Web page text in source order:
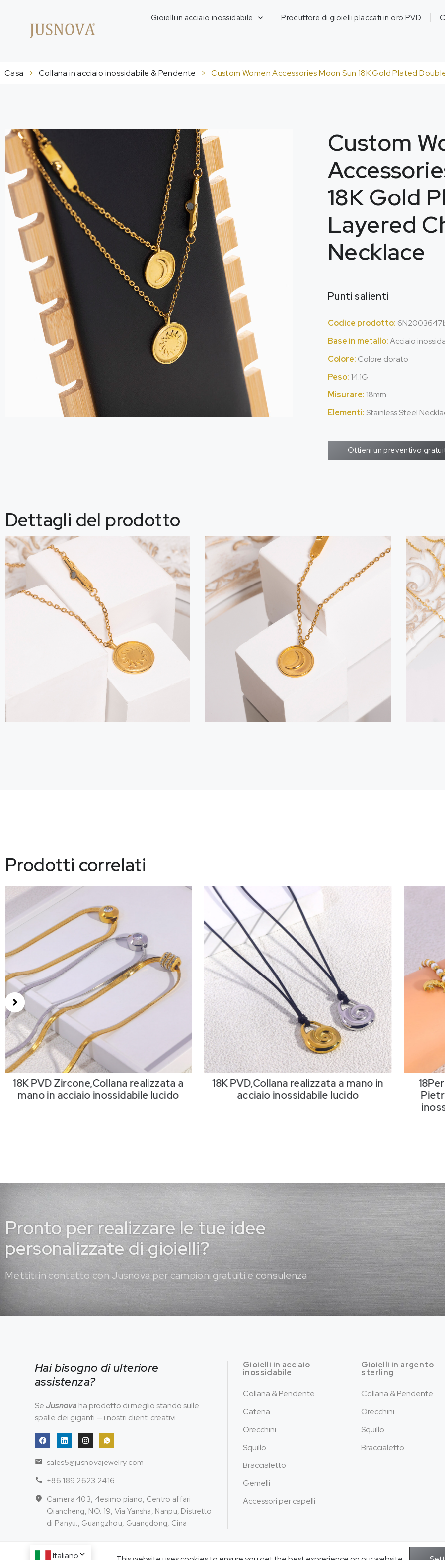
Gioielli in acciaio inossidabile Produttore di gioielli placcati in oro PVD
Casa > Collana in acciaio inossidabile & Pendente > Custom Women Accessories Moon Sun 18K Gold Plated
Custom
18K Gold
Layered
Necklace
Punti salienti
Codice prodotto: 6
Base in metallo:Acciaio
Colore: Colore dorato
Peso: 14.1G
Misurare: 18mm
Elementi: Stainless Steel
Ottieni un preventivo
Dettagli del prodotto
Prodotti correlati
18K PVD Zircone,Collana realizzata a
mano in acciaio inossidabile lucido
18K PVD,Collana realizzata a mano in
acciaio inossidabile lucido
Pronto per realizzare le tue idee
personalizzate di gioielli?
Mettiti in contatto con Jusnova per campioni gratuiti e consulenza
Hai bisogno di ulteriore
assistenza?
SeJusnova ha prodotto di meglio stando sulle
spalle dei giganti — i nostri clienti creativi.
sales5@jusnovajewelry.com
+86 189 2623 2416
Camera 403, 4esimo piano, Centro affari
Qiancheng, NO. 19, Via Yansha, Nanpu, Distretto
di Panyu., Guangzhou, Guangdong, Cina
Gioielli in acciaio
inossidabile
Collana & Pendente
Catena
Orecchini
Squillo
Braccialetto
Gemelli
Accessori per capelli
Gioielli in argento
sterling
Collana & Pendente
Orecchini
Squillo
Braccialetto
Italiano